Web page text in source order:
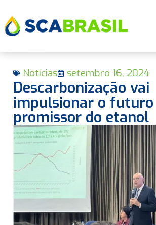
Notícias setembro 16, 2024
Descarbonização vai
impulsionar o futuro
promissor do etanol